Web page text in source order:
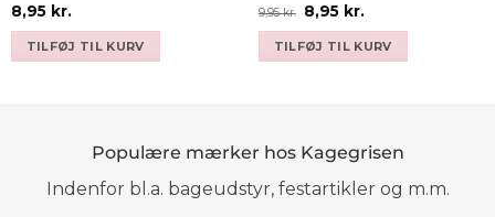
Vurderet
4.93ud af
8,95 kr.
TILFØJ TIL KURV
Vurderet
4.93ud af
9,95kr.
Den
oprindelige
pris
var:
9,95 kr..
8,95 kr.Den
pris
er:
8,95 kr..
TILFØJ TIL KURV
Populære mærker hos Kagegrisen
Indenfor bl.a. bageudstyr, festartikler og m.m.